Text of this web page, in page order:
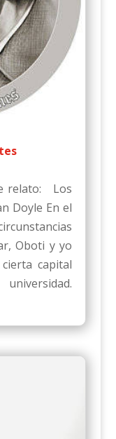
relato: Los
Doyle En el
Oboti y yo
capital